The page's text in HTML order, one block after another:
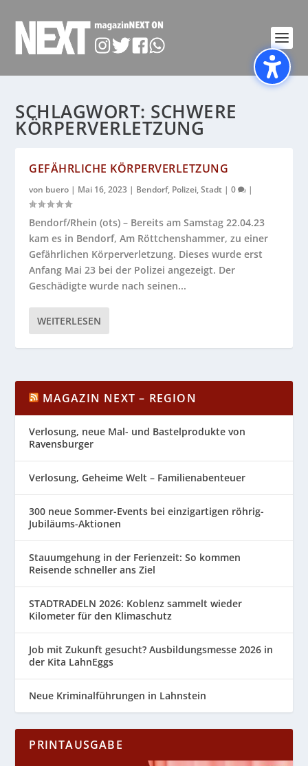
SCHLAGWORT: SCHWERE
KÖRPERVERLETZUNG
GEFÄHRLICHE KÖRPERVERLETZUNG
von buero | Mai 16, 2023 | Bendorf, Polizei,Stadt |0 |
Bendorf/Rhein (ots) – Bereits am Samstag 22.04.23
kam es in Bendorf, Am Röttchenshammer, zu einer
Gefährlichen Körperverletzung. Dieses wurde erst
Anfang Mai 23 bei der Polizei angezeigt. Der
Geschädigte wurde nach seinen...
WEITERLESEN
MAGAZIN NEXT – REGION
Verlosung, neue Mal- und Bastelprodukte von
Ravensburger
Verlosung, Geheime Welt – Familienabenteuer
300 neue Sommer-Events bei einzigartigen röhrig-
Jubiläums-Aktionen
Stauumgehung in der Ferienzeit: So kommen
Reisende schneller ans Ziel
STADTRADELN 2026: Koblenz sammelt wieder
Kilometer für den Klimaschutz
Job mit Zukunft gesucht? Ausbildungsmesse 2026 in
der Kita LahnEggs
Neue Kriminalführungen in Lahnstein
PRINTAUSGABE